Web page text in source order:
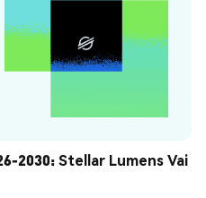
2030: Stellar Lumens Vai